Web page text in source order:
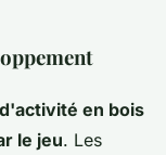
en bois
le jeu. Les